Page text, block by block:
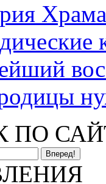
Храма
ПО